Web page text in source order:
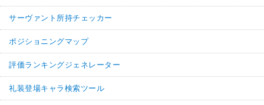
サーヴァント所持チェッカー
ポジショニングマップ
評価ランキングジェネレーター
礼装登場キャラ検索ツール